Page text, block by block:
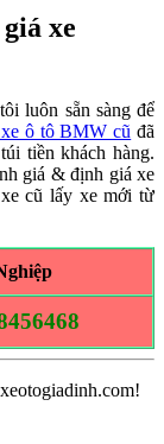
xe
luôn sẵn sàng để
ô tô BMW cũ đã
tiền khách hàng.
giá & định giá xe
cũ lấy xe mới từ